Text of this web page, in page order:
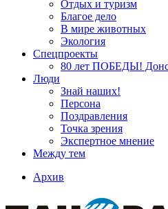
Отдых и туризм
Благое дело
В мире животных
Экология
Спецпроекты
80 лет ПОБЕДЫ!
Люди
Знай наших!
Персона
Поздравления
Точка зрения
Экспертное мнение
Между тем
Архив